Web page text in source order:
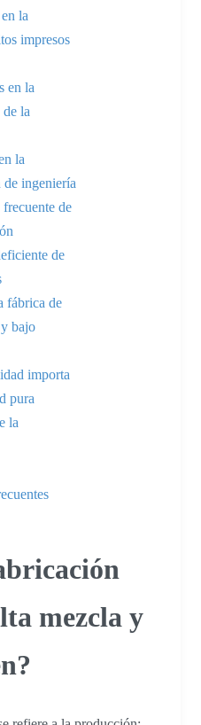
la
impresos
en la
la
la
ingeniería
de
de
fábrica de
bajo
importa
pura
la
mezcla y